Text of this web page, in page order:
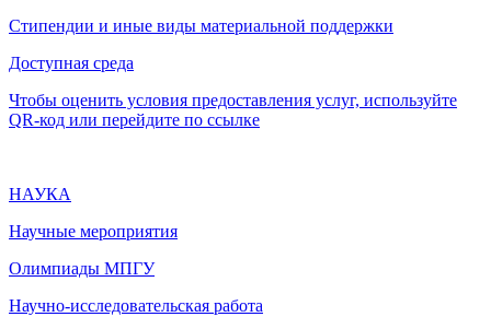
Стипендии и иные виды материальной поддержки
Доступная среда
Чтобы оценить условия предоставления услуг, используйте
QR-код или перейдите по ссылке
НАУКА
Научные мероприятия
Олимпиады МПГУ
Научно-исследовательская работа